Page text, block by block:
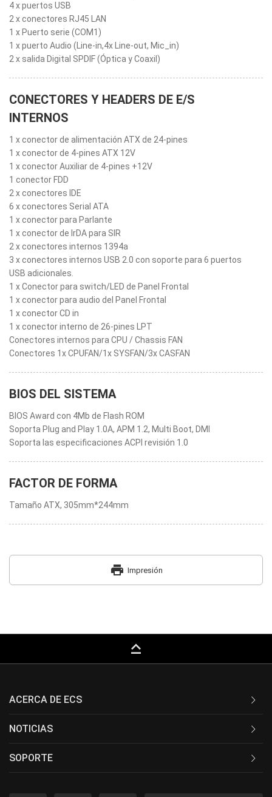
4 x puertos USB
2 x conectores RJ45 LAN
1 x Puerto serie (COM1)
1 x puerto Audio (Line-in,4x Line-out, Mic_in)
2 x salida Digital SPDIF (Óptica y Coaxil)
CONECTORES Y HEADERS DE E/S
INTERNOS
1 x conector de alimentación ATX de 24-pines
1 x conector de 4-pines ATX 12V
1 x conector Auxiliar de 4-pines +12V
1 conector FDD
2 x conectores IDE
6 x conectores Serial ATA
1 x conector para Parlante
1 x conector de IrDA para SIR
2 x conectores internos 1394a
3 x conectores internos USB 2.0 con soporte para 6 puertos
USB adicionales.
1 x Conector para switch/LED de Panel Frontal
1 x conector para audio del Panel Frontal
1 x conector CD in
1 x conector interno de 26-pines LPT
Conectores internos para CPU / Chassis FAN
Conectores 1x CPUFAN/1x SYSFAN/3x CASFAN
BIOS DEL SISTEMA
BIOS Award con 4Mb de Flash ROM
Soporta Plug and Play 1.0A, APM 1.2, Multi Boot, DMI
Soporta las especificaciones ACPI revisión 1.0
FACTOR DE FORMA
Tamaño ATX, 305mm*244mm
print Impresión
keyboard_capslock
ACERCA DE ECS
NOTICIAS
SOPORTE